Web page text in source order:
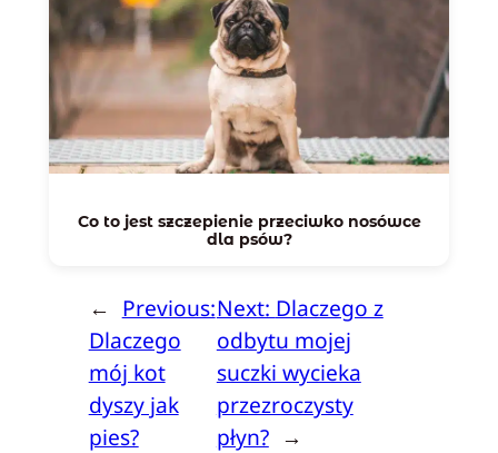
Co to jest szczepienie przeciwko nosówce
dla psów?
← Previous:
Dlaczego
mój kot
dyszy jak
pies?
Next: Dlaczego z
odbytu mojej
suczki wycieka
przezroczysty
płyn? →